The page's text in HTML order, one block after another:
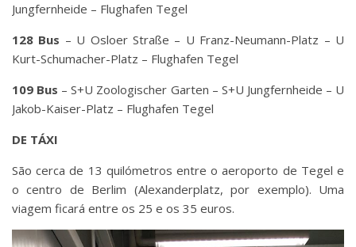
Jungfernheide – Flughafen Tegel
128 Bus – U Osloer Straße – U Franz-Neumann-Platz – U
Kurt-Schumacher-Platz – Flughafen Tegel
109 Bus – S+U Zoologischer Garten – S+U Jungfernheide – U
Jakob-Kaiser-Platz – Flughafen Tegel
DE TÁXI
São cerca de 13 quilómetros entre o aeroporto de Tegel e
o centro de Berlim (Alexanderplatz, por exemplo). Uma
viagem ficará entre os 25 e os 35 euros.